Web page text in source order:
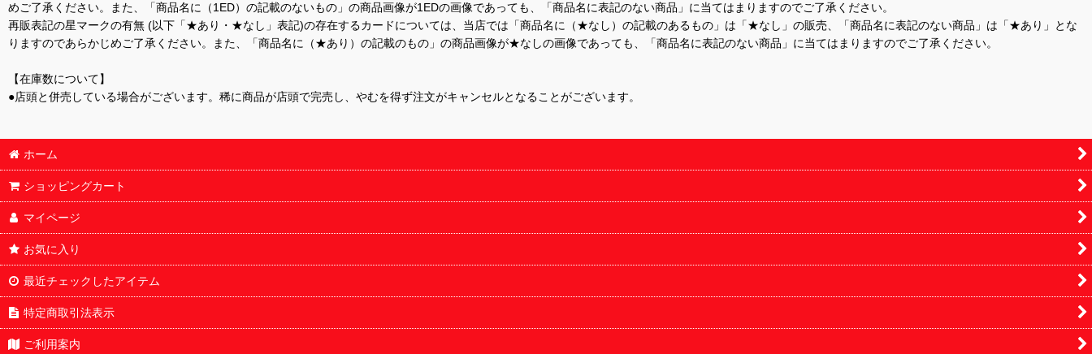
めご了承ください。また、「商品名に（1ED）の記載のないもの」の商品画像が1EDの画像であっても、「商品名に表記のない商品」に当てはまりますのでご了承ください。
再販表記の星マークの有無 (以下「★あり・★なし」表記)の存在するカードについては、当店では「商品名に（★なし）の記載のあるもの」は「★なし」の販売、「商品名に表記のない商品」は「★あり」とな
りますのであらかじめご了承ください。また、「商品名に（★あり）の記載のもの」の商品画像が★なしの画像であっても、「商品名に表記のない商品」に当てはまりますのでご了承ください。
【在庫数について】
●店頭と併売している場合がございます。稀に商品が店頭で完売し、やむを得ず注文がキャンセルとなることがございます。
ホーム
ショッピングカート
マイページ
お気に入り
最近チェックしたアイテム
特定商取引法表示
ご利用案内